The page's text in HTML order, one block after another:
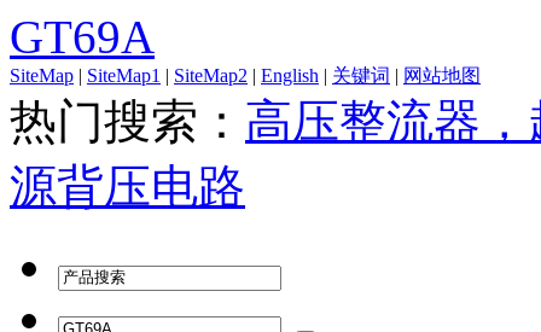
GT69A
SiteMap | SiteMap1 | SiteMap2 | English | 关键词 | 网站地图
热门搜索： 高压整流器
源背压电路